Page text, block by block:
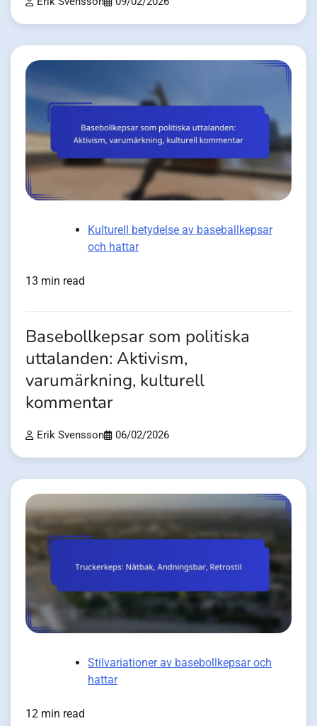
Kulturell betydelse av baseballkepsar
och hattar
13 min read
Basebollkepsar som politiska
uttalanden: Aktivism,
varumärkning, kulturell
kommentar
Erik Svensson 06/02/2026
Stilvariationer av basebollkepsar och
hattar
12 min read